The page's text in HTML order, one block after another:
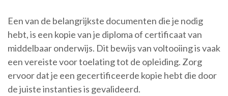
Een van de belangrijkste documenten die je nodig
hebt, is een kopie van je diploma of certificaat van
middelbaar onderwijs. Dit bewijs van voltooiing is vaak
een vereiste voor toelating tot de opleiding. Zorg
ervoor dat je een gecertificeerde kopie hebt die door
de juiste instanties is gevalideerd.